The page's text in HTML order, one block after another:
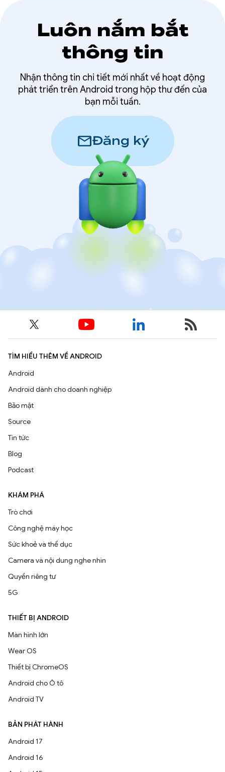
Luôn nắm bắt
thông tin
Nhận thông tin chi tiết mới nhất về hoạt động
phát triển trên Android trong hộp thư đến của
bạn mỗi tuần.
mailĐăng ký
TÌM HIỂU THÊM VỀ ANDROID
Android
Android dành cho doanh nghiệp
Bảo mật
Source
Tin tức
Blog
Podcast
KHÁM PHÁ
Trò chơi
Công nghệ máy học
Sức khoẻ và thể dục
Camera và nội dung nghe nhìn
Quyền riêng tư
5G
THIẾT BỊ ANDROID
Màn hình lớn
Wear OS
Thiết bị ChromeOS
Android cho Ô tô
Android TV
BẢN PHÁT HÀNH
Android 17
Android 16